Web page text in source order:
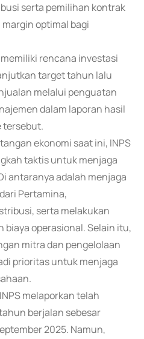
serta pemilihan kontrak
optimal bagi
rencana investasi
target tahun lalu
melalui penguatan
dalam laporan hasil
tersebut.
ekonomi saat ini, INPS
taktis untuk menjaga
antaranya adalah menjaga
Pertamina,
serta melakukan
biaya operasional. Selain itu,
mitra dan pengelolaan
prioritas untuk menjaga
melaporkan telah
berjalan sebesar
2025. Namun,